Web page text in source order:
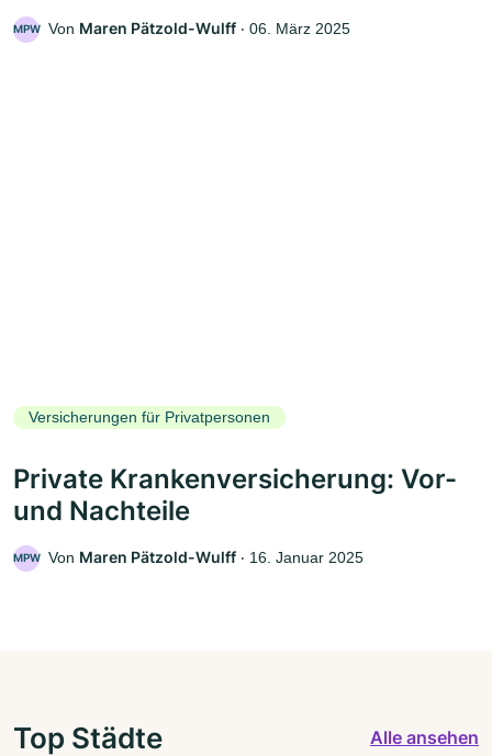
MPW Von Maren Pätzold-Wulff ‧ 06. März 2025
Versicherungen für Privatpersonen
Private Krankenversicherung: Vor-
und Nachteile
MPW Von Maren Pätzold-Wulff ‧ 16. Januar 2025
Top Städte Alle ansehen